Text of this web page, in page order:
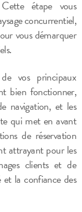
étape vous
concurrentiel,
vous démarquer
vos principaux
bien fonctionner,
navigation, et les
qui met en avant
de réservation
attrayant pour les
clients et de
la confiance des